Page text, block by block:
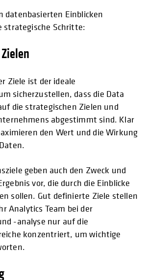
datenbasierten Einblicken
strategische Schritte:
Ziele ist der ideale
sicherzustellen, dass die Data
die strategischen Zielen und
abgestimmt sind. Klar
den Wert und die Wirkung
geben auch den Zweck und
vor, die durch die Einblicke
sollen. Gut definierte Ziele stellen
Analytics Team bei der
-analyse nur auf die
konzentriert, um wichtige